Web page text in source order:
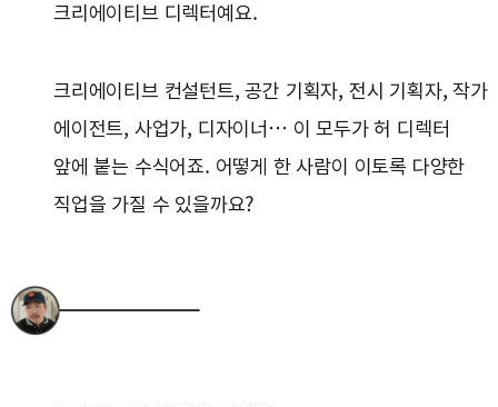
크리에이티브 디렉터예요.
크리에이티브 컨설턴트, 공간 기획자, 전시 기획자, 작가
에이전트, 사업가, 디자이너… 이 모두가 허 디렉터
앞에 붙는 수식어죠. 어떻게 한 사람이 이토록 다양한
직업을 가질 수 있을까요?